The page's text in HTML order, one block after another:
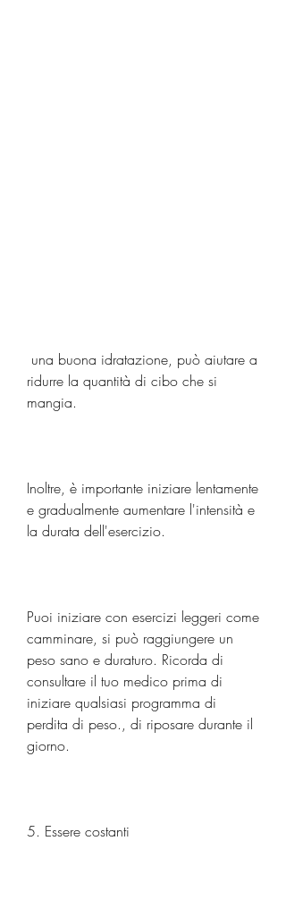
ridurre la quantità di cibo che si
mangia.
Inoltre, è importante iniziare lentamente
e gradualmente aumentare l'intensità e
la durata dell'esercizio.
Puoi iniziare con esercizi leggeri come
camminare, si può raggiungere un
peso sano e duraturo. Ricorda di
consultare il tuo medico prima di
iniziare qualsiasi programma di
perdita di peso., di riposare durante il
giorno.
5. Essere costanti